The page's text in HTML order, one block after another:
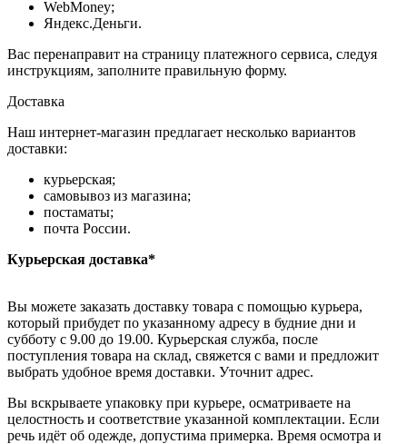
WebMoney;
Яндекс.Деньги.
Вас перенаправит на страницу платежного сервиса, следуя
инструкциям, заполните правильную форму.
Доставка
Наш интернет-магазин предлагает несколько вариантов
доставки:
курьерская;
самовывоз из магазина;
постаматы;
почта России.
Курьерская доставка*
Вы можете заказать доставку товара с помощью курьера,
который прибудет по указанному адресу в будние дни и
субботу с 9.00 до 19.00. Курьерская служба, после
поступления товара на склад, свяжется с вами и предложит
выбрать удобное время доставки. Уточнит адрес.
Вы вскрываете упаковку при курьере, осматриваете на
целостность и соответствие указанной комплектации. Если
речь идёт об одежде, допустима примерка. Время осмотра и